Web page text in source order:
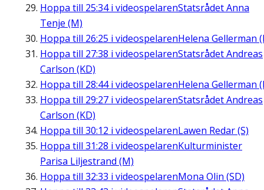
Hoppa till 25:34i videospelarenStatsrådet Anna
Tenje (M)
Hoppa till 26:25 i videospelarenHelena Gellerman
Hoppa till 27:38 i videospelarenStatsrådet Andreas
Carlson (KD)
Hoppa till 28:44i videospelarenHelena Gellerman
Hoppa till 29:27 i videospelarenStatsrådet Andreas
Carlson (KD)
Hoppa till 30:12 i videospelarenLawen Redar (S)
Hoppa till 31:28 i videospelarenKulturminister
Parisa Liljestrand (M)
Hoppa till 32:33 i videospelarenMona Olin (SD)